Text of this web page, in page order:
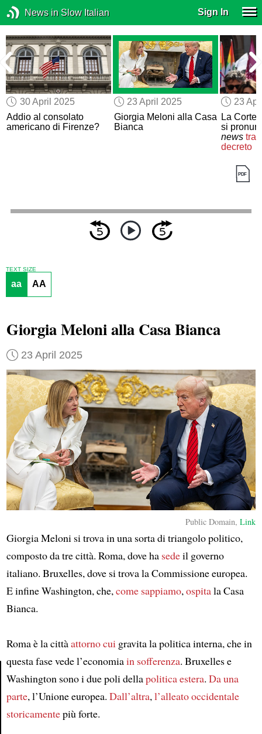
News in Slow Italian Sign In
30 April 2025
Addio al consolato
americano di Firenze?
23 April 2025
Giorgia Meloni alla Casa
Bianca
23
La Corte
si
news
decreto
Article
TEXT SIZE
aa AA
Giorgia Meloni alla Casa Bianca
23 April 2025
Public Domain,Link
Giorgia Meloni si trova in una sorta di triangolo politico,
composto da tre città. Roma, dove ha sedeil governo
italiano. Bruxelles, dove si trova la Commissione europea.
E infine Washington, che,come sappiamo,ospitala Casa
Bianca.
Roma è la cittàattorno cuigravita la politica interna, che in
questa fase vede l’economiain sofferenza. Bruxelles e
Washington sono i due poli dellapolitica estera. Da una
parte, l’Unione europea. Dall’altra,l’alleato occidentale
storicamentepiù forte.